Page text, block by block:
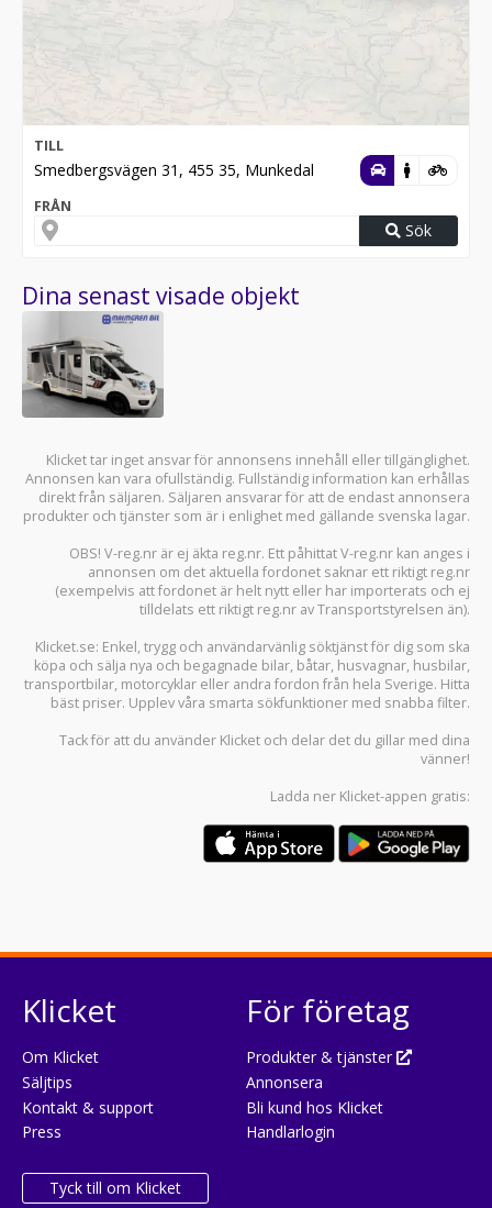
TILL
Smedbergsvägen 31, 455 35, Munkedal
FRÅN
Sök
Dina senast visade objekt
Klicket tar inget ansvar för annonsens innehåll eller tillgänglighet.
Annonsen kan vara ofullständig. Fullständig information kan erhållas
direkt från säljaren. Säljaren ansvarar för att de endast annonsera
produkter och tjänster som är i enlighet med gällande svenska lagar.
OBS! V-reg.nr är ej äkta reg.nr. Ett påhittat V-reg.nr kan anges i
annonsen om det aktuella fordonet saknar ett riktigt reg.nr
(exempelvis att fordonet är helt nytt eller har importerats och ej
tilldelats ett riktigt reg.nr av Transportstyrelsen än).
Klicket.se: Enkel, trygg och användarvänlig söktjänst för dig som ska
köpa och sälja nya och begagnade bilar, båtar, husvagnar, husbilar,
transportbilar, motorcyklar eller andra fordon från hela Sverige. Hitta
bäst priser. Upplev våra smarta sökfunktioner med snabba filter.
Tack för att du använder Klicket och delar det du gillar med dina
vänner!
Ladda ner Klicket-appen gratis:
Klicket
Om Klicket
Säljtips
Kontakt & support
Press
Tyck till om Klicket
För företag
Produkter & tjänster
Annonsera
Bli kund hos Klicket
Handlarlogin